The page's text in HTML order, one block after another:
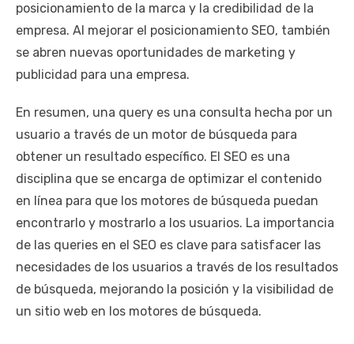
posicionamiento de la marca y la credibilidad de la
empresa. Al mejorar el posicionamiento SEO, también
se abren nuevas oportunidades de marketing y
publicidad para una empresa.
En resumen, una query es una consulta hecha por un
usuario a través de un motor de búsqueda para
obtener un resultado específico. El SEO es una
disciplina que se encarga de optimizar el contenido
en línea para que los motores de búsqueda puedan
encontrarlo y mostrarlo a los usuarios. La importancia
de las queries en el SEO es clave para satisfacer las
necesidades de los usuarios a través de los resultados
de búsqueda, mejorando la posición y la visibilidad de
un sitio web en los motores de búsqueda.